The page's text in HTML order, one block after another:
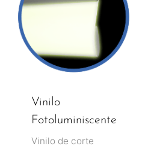
Vinilo
Fotoluminiscente
Vinilo de corte